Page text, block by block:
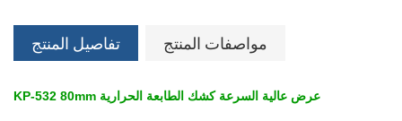
تفاصيل المنتج مواصفات المنتج
KP-532 80mm عرض عالية السرعة كشك الطابعة الحرارية